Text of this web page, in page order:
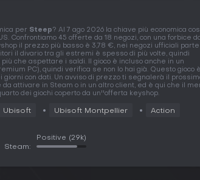
per Steep? Al 7 ago 2026 la chiave più economica
Confrontiamo 45 offerte da 18 negozi, con una forbice
il prezzo più basso è 3,78 €, nei negozi ufficiali parte
il divario tra gli estremi è spesso di più volte, quindi
che aspettare i saldi. Il gioco è incluso anche in un
PC), quindi verifica se non lo hai già. Questo gioco
giorni con dati. Un avviso di prezzo ti segnalerà il
da attivare in Steam o in un altro client, ed è qui che il
dei giochi coperto da un''offerta keyshop.
Ubisoft Ubisoft Montpellier Action
Steam:
Positive (29k)